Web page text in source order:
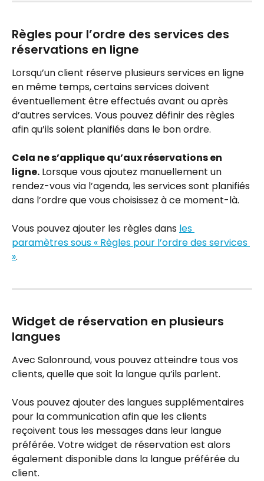
Règles pour l’ordre des services des
réservations en ligne
Lorsqu’un client réserve plusieurs services en ligne
en même temps, certains services doivent
éventuellement être effectués avant ou après
d’autres services. Vous pouvez définir des règles
afin qu’ils soient planifiés dans le bon ordre.
Cela ne s’applique qu’aux réservations en
ligne. Lorsque vous ajoutez manuellement un
rendez-vous via l’agenda, les services sont planifiés
dans l’ordre que vous choisissez à ce moment-là.
Vous pouvez ajouter les règles dans les
paramètres sous « Règles pour l’ordre des services
».
Widget de réservation en plusieurs
langues
Avec Salonround, vous pouvez atteindre tous vos
clients, quelle que soit la langue qu’ils parlent.
Vous pouvez ajouter des langues supplémentaires
pour la communication afin que les clients
reçoivent tous les messages dans leur langue
préférée. Votre widget de réservation est alors
également disponible dans la langue préférée du
client.